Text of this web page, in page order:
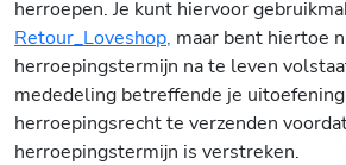
herroepen. Je kunt hiervoor
Retour_Loveshop, maar bent hiertoe
herroepingstermijn na te leven
mededeling betreffende je
herroepingsrecht te verzenden
herroepingstermijn is verstreken.